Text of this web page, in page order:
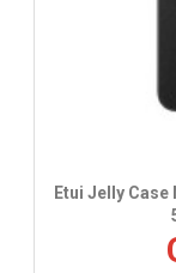
Etui Jelly Case